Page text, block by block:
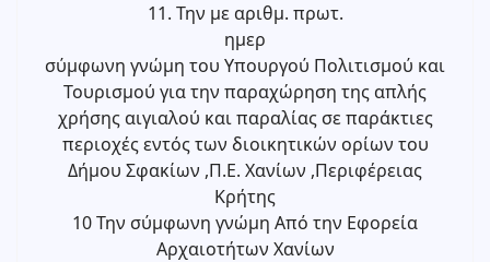
11. Την με αριθμ. πρωτ.
ημερ
σύμφωνη γνώμη του Υπουργού Πολιτισμού και
Τουρισμού για την παραχώρηση της απλής
χρήσης αιγιαλού και παραλίας σε παράκτιες
περιοχές εντός των διοικητικών ορίων του
Δήμου Σφακίων ,Π.Ε. Χανίων ,Περιφέρειας
Κρήτης
10 Την σύμφωνη γνώμη Από την Εφορεία
Αρχαιοτήτων Χανίων